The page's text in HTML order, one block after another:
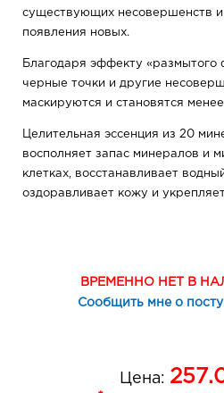
существующих несовершенств
появления новых.
Благодаря эффекту «размытого
черные точки и другие
маскируются и становятся
Целительная эссенция из 20
восполняет запас минералов и
клетках, восстанавливает
оздоравливает кожу и
успокаивающим действием,
работу сальных желез,
разглаживает кожу,
ВРЕМЕННО НЕТ В
Сообщить мне о
Цена: